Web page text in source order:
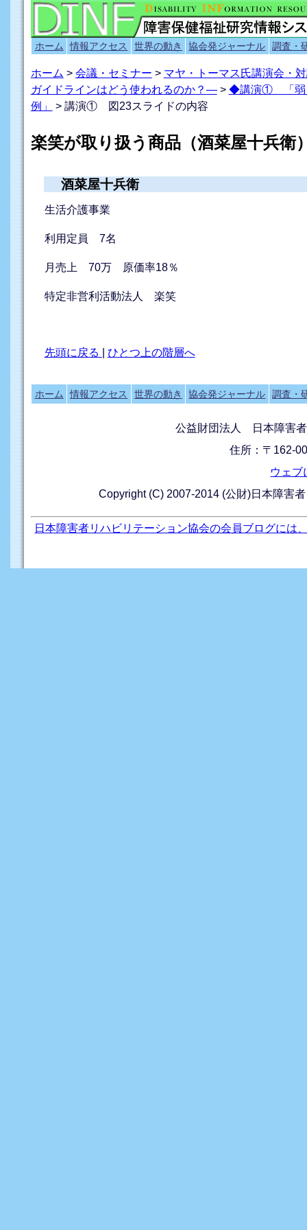
ホーム 情報アクセス 世界の動き 協会発ジャーナル 調査・
ホーム > 会議・セミナー > マヤ・トーマス氏講演会・
ガイドラインはどう使われるのか？―> ◆講演① 「弱さ
例」
> 講演① 図23スライドの内容
楽笑が取り扱う商品（酒菜屋十兵衛
酒菜屋十兵衛
生活介護事業
利用定員 7名
月売上 70万 原価率18％
特定非営利活動法人 楽笑
先頭に戻る ひとつ上の階層へ
ホーム 情報アクセス 世界の動き 協会発ジャーナル 調査・
公益財団法人 日本障害
住所：〒162-
ウェブ
Copyright (C) 2007-2014 (公財)日本障害
日本障害者リハビリテーション協会の会員ブログには